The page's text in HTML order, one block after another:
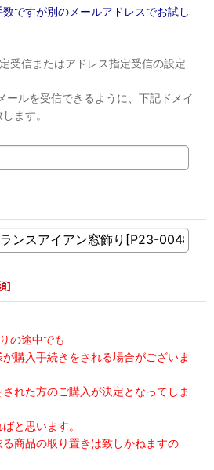
ですが別のメールアドレスでお試し
受信またはアドレス指定受信の設定
ルを受信できるように、下記ドメイ
ます。
]
の途中でも
購入手続きをされる場合がございま
れた方のご購入が決定となってしま
と思います。
商品の取り置きは致しかねますの